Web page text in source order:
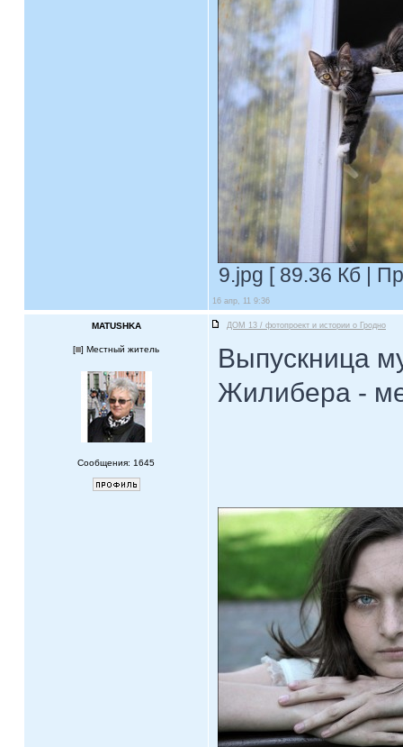
9.jpg [ 89.36 Кб |
16 апр, 11 9:36
MATUSHKA ДОМ 13 / фотопроект и истории о Гродно
[ ] Местный житель
Сообщения: 1645
Выпускница
Жилибера -